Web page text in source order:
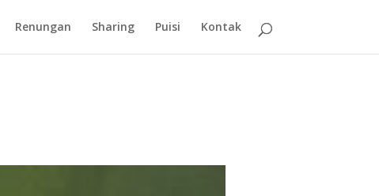
Renungan Sharing Puisi Kontak